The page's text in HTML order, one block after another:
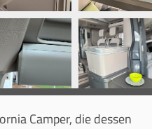
Camper, die dessen